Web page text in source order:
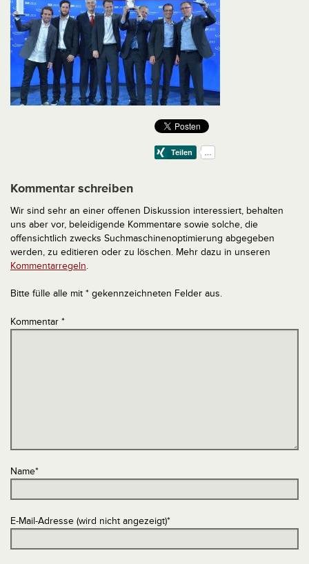
Kommentar schreiben
Wir sind sehr an einer offenen Diskussion interessiert, behalten
uns aber vor, beleidigende Kommentare sowie solche, die
offensichtlich zwecks Suchmaschinenoptimierung abgegeben
werden, zu editieren oder zu löschen. Mehr dazu in unseren
Kommentarregeln.
Bitte fülle alle mit * gekennzeichneten Felder aus.
Kommentar *
Name*
E-Mail-Adresse (wird nicht angezeigt)*